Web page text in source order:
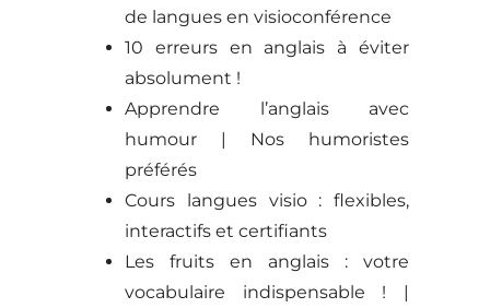
de langues en visioconférence
10 erreurs en anglais à éviter
absolument !
Apprendre l’anglais avec
humour | Nos humoristes
préférés
Cours langues visio : flexibles,
interactifs et certifiants
Les fruits en anglais : votre
vocabulaire indispensable ! |